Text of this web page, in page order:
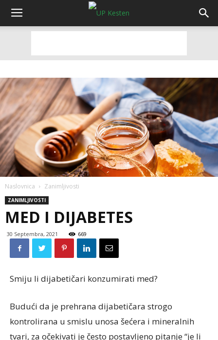
Naslovnica Zanimljivosti
ZANIMLJIVOSTI
MED I DIJABETES
30 Septembra, 2021 669
Smiju li dijabetičari konzumirati med?
Budući da je prehrana dijabetičara strogo
kontrolirana u smislu unosa šećera i mineralnih
tvari, za očekivati je često postavljeno pitanje “je li